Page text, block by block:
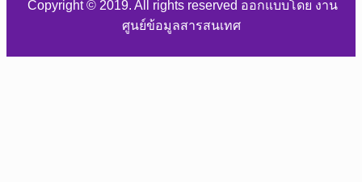
Copyright © 2019. All rights reserved ออกแบบโดย งาน
ศูนย์ข้อมูลสารสนเทศ